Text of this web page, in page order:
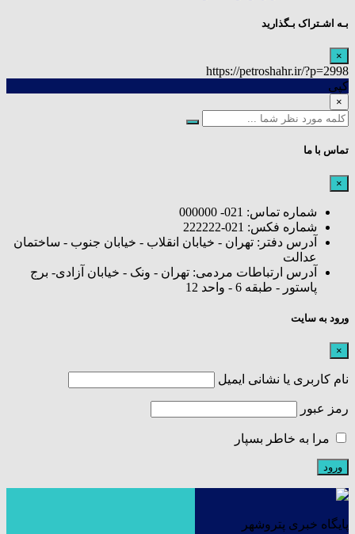
بـه اشـتراک بـگذارید
×
https://petroshahr.ir/?p=2998
کپی
×
تماس با ما
×
شماره تماس: 021- 000000
شماره فکس: 021-222222
آدرس دفتر: تهران - خیابان انقلاب - خیابان جنوب - ساختمان
عدالت
آدرس ارتباطات مردمی: تهران - ونک - خیابان آزادی- برج
پاستور - طبقه 6 - واحد 12
ورود به سایت
×
نام کاربری یا نشانی ایمیل
رمز عبور
مرا به خاطر بسپار
پایگاه خبری پتروشهر